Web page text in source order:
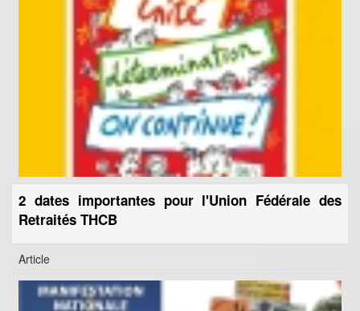
2 dates importantes pour l'Union Fédérale des
Retraités THCB
Article